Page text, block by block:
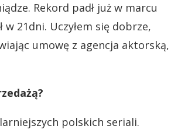
Rekord padł już w marcu
21dni. Uczyłem się dobrze,
umowę z agencja aktorską,
polskich seriali.